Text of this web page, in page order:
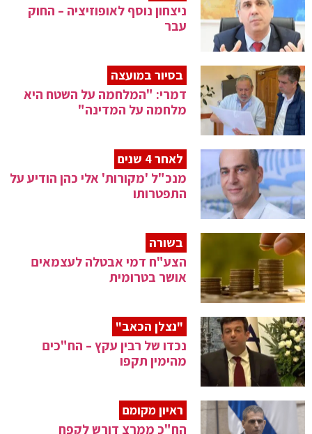
ניצחון נוסף לאופוזיציה – החוק
עבר
בסיור במועצה
דמרי: "המלחמה על השטח היא
מלחמה על המדינה"
לאחר 4 שנים
מנכ"ל 'מקורות' אלי כהן הודיע על
התפטרותו
בשורה
הצע"ח דמי אבטלה לעצמאים
אושר בטרומית
"נצלן הכאב"
נכדו של רבין עקץ – הח"כים
מהימין תקפו
ראיון מקומם
הח"כ ממרצ דורש לקפח